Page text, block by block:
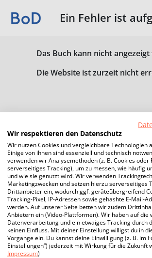
Ein Fehler ist
Das Buch kann nicht
Die Website ist zurzeit nicht
Wir respektieren den Datenschutz
Wir nutzen Cookies und vergleichbare Technologien
Einige von ihnen sind essenziell und technisch
verwenden wir Analysemethoden (z. B. Cookies oder
serverseitiges Tracking), um zu messen, wie häufig
und wie sie genutzt wird. Wir verwenden
Marketingzwecken und setzen hierzu serverseitiges
Drittanbieter ein, wodurch ggf. geräteübergreifend
Tracking-Pixel, IP-Adressen sowie gehashte E-Mail-
werden. Auf unserer Seite betten wir zudem
Anbietern ein (Video-Plattformen). Wir haben auf die
Datenverarbeitung und ein etwaiges Tracking durch
keinen Einfluss. Mit deiner Einstellung willigst du in
Vorgänge ein. Du kannst deine Einwilligung (z. B. im
Einstellungen“) jederzeit mit Wirkung für die Zukunft
Impressum)